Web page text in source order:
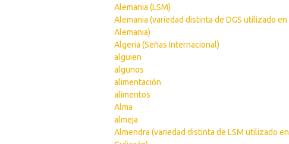
Alemania (LSM)
Alemania (variedad distinta de DGS utilizado en
Alemania)
Algeria (Señas Internacional)
alguien
algunos
alimentación
alimentos
Alma
almeja
Almendra (variedad distinta de LSM utilizado en